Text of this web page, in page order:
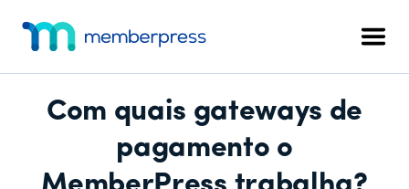
para
conteúdo
para
barra
principal
para
rodapé
adicional
Com quais gateways de
pagamento o